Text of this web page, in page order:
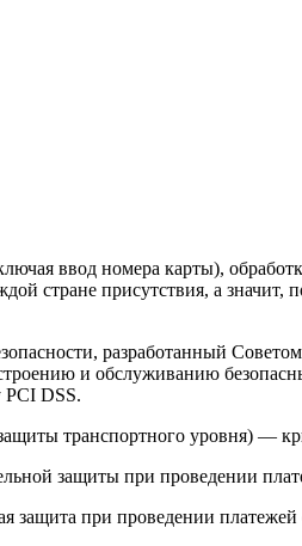
ввод номера карты),
стране присутствия, а значит,
разработанный
и обслуживанию
PCI DSS.
транспортного уровня) —
защиты при проведении
защита при проведении платежей